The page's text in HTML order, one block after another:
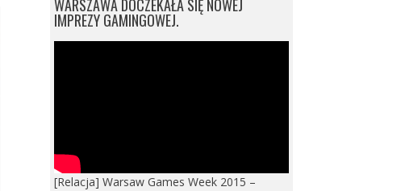
WARSZAWA DOCZEKAŁA SIĘ NOWEJ
IMPREZY GAMINGOWEJ.
[Relacja] Warsaw Games Week 2015 –